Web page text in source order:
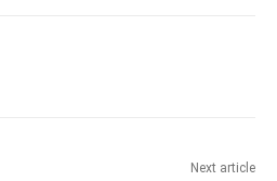
Next article